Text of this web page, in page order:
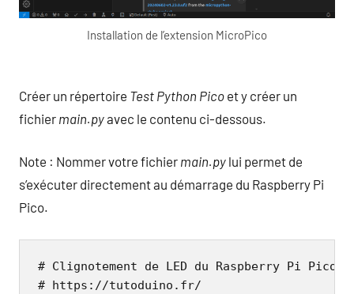
Installation de l’extension MicroPico
Créer un répertoire Test Python Pico et y créer un
fichier main.pyavec le contenu ci-dessous.
Note : Nommer votre fichier main.py lui permet de
s’exécuter directement au démarrage du Raspberry Pi
Pico.
# Clignotement de LED du Raspberry Pi Pico
# https://tutoduino.fr/